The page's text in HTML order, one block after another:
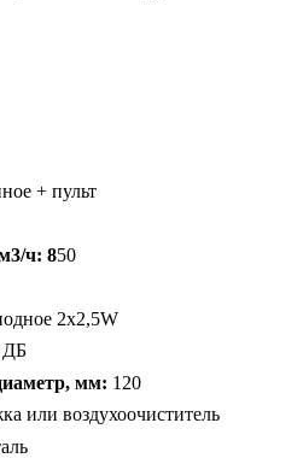
+ пульт
ч: 850
2x2,5W
ДБ
мм: 120
или воздухоочиститель